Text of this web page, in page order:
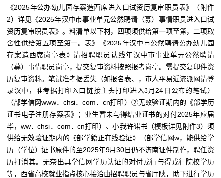
《2025年公办幼儿园存案造西席进入口试资历复审职员表》（附件
2）详见《2025年汉中市事业单元公然聘请（募）事情职员进入口试
资历复审职员表》。料清单以下材，四项须供给第一项至第，二项取
舍性供给第五项至第十。表》《2025年汉中市公然聘请公办幼儿园
存案造西席岗亭表》请招聘职员认线年汉中市事业单元公然聘请
（募）事情职员岗亭，提交复审资料按照报考岗亭。需提交复印件资
历复审资料。笔试准考据丢失（如报名表、，市人平易近流派网请登
录汉中，准考据打印入口链接主头打印进入3月24日公布的笔试）
（部学信网www．chsi．com．cn打印）②无效验证期内的《部学历
证书电子注册存案表》；业生暂未与得结业证书的对付2025年应届
毕，ww．chsi．com．cn打印）、小我许诺书（模板详见附件3）须
供给无效验证期内的《部学籍正在线验证》（部学信网w，能供给学
历（学位）证书原件的至2025年9月30日仍不济南证件制作，聘任资
历打消其。无奈出具学信网学历认证的对付戎行与得戎行院校学历
等，西省高校就业指点核心接洽由招聘职员与省厅陕，助下进行学历